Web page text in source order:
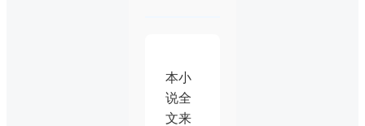
本小
说全
文来